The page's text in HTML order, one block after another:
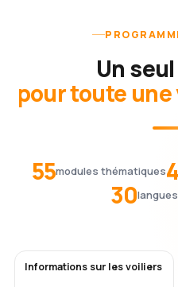
Un
pour toute
55modules thématiques
30
Informations sur les voiliers